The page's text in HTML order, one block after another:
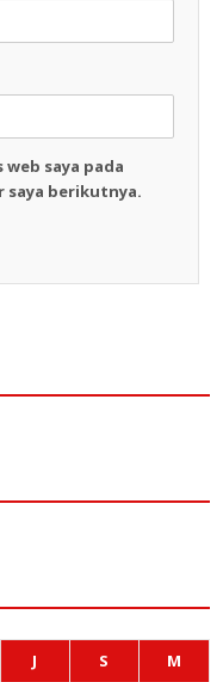
saya pada
saya berikutnya.
J S
M